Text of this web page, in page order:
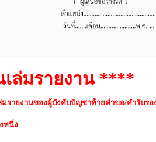
ล่มรายงาน ****
รายงานของผู้บังคับบัญชาท้ายคำขอ/คำรับรอ
หนึ่ง